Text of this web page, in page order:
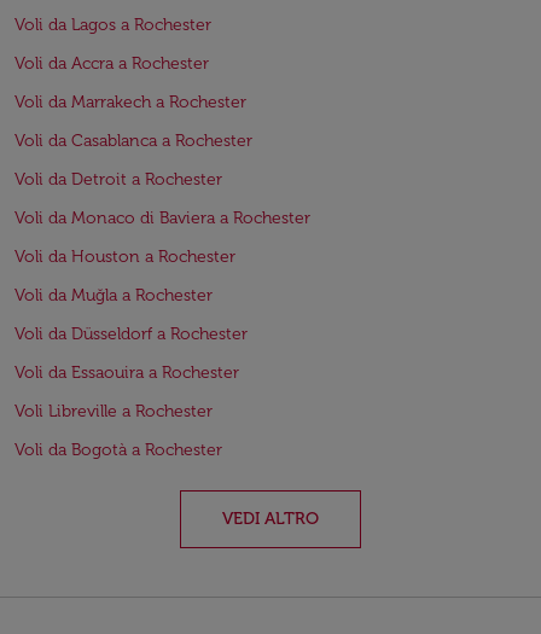
Voli da Lagos a Rochester
Voli da Accra a Rochester
Voli da Marrakech a Rochester
Voli da Casablanca a Rochester
Voli da Detroit a Rochester
Voli da Monaco di Baviera a Rochester
Voli da Houston a Rochester
Voli da Muğla a Rochester
Voli da Düsseldorf a Rochester
Voli da Essaouira a Rochester
Voli Libreville a Rochester
Voli da Bogotà a Rochester
VEDI ALTRO